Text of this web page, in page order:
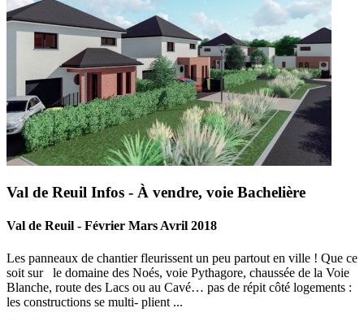
Val de Reuil Infos - À vendre, voie Bachelière
Val de Reuil - Février Mars Avril 2018
Les panneaux de chantier fleurissent un peu partout en ville ! Que ce
soit sur le domaine des Noés, voie Pythagore, chaussée de la Voie
Blanche, route des Lacs ou au Cavé… pas de répit côté logements :
les constructions se multi- plient ...